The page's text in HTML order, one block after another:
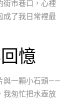
街市巷口，心裡
成了我日常裡最
憶
與一顆小石頭——
我匆忙把水壺放